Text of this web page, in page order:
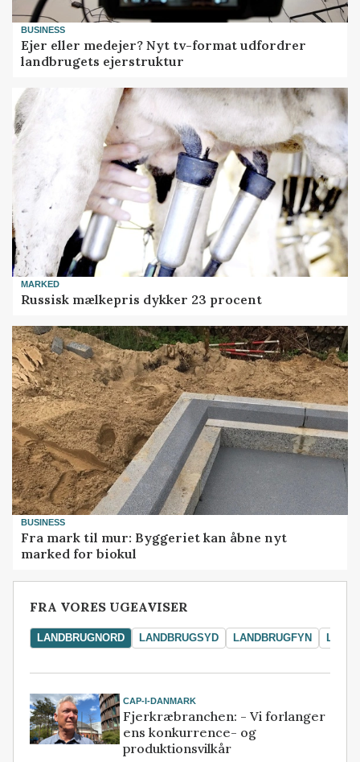
BUSINESS
Ejer eller medejer? Nyt tv-format udfordrer
landbrugets ejerstruktur
MARKED
Russisk mælkepris dykker 23 procent
BUSINESS
Fra mark til mur: Byggeriet kan åbne nyt
marked for biokul
FRA VORES UGEAVISER
LANDBRUGNORD LANDBRUGSYD LANDBRUGFYN
CAP-I-DANMARK
Fjerkræbranchen: - Vi forlanger
ens konkurrence- og
produktionsvilkår